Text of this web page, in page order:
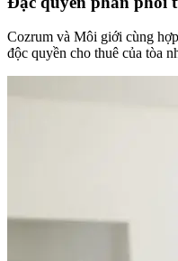
Cozrum và Môi giới cùng
độc quyền cho thuê của tòa